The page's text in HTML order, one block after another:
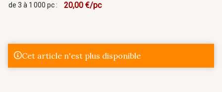
de 3 à 1 000 pc : 20,00 €/pc
Cet article n'est plus disponible